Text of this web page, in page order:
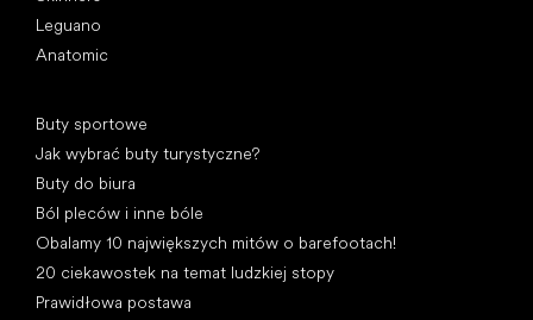
Leguano
Anatomic
Buty sportowe
Jak wybrać buty turystyczne?
Buty do biura
Ból pleców i inne bóle
Obalamy 10 największych mitów o barefootach!
20 ciekawostek na temat ludzkiej stopy
Prawidłowa postawa